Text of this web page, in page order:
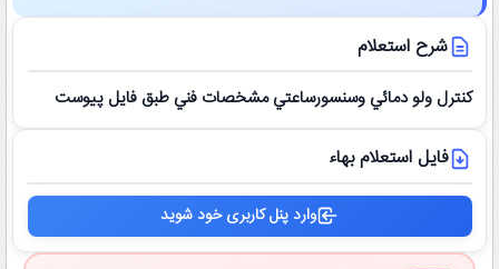
شرح استعلام
كنترل ولو دمائي وسنسورساعتي مشخصات فني طبق فايل پيوست
فایل استعلام بهاء
وارد پنل کاربری خود شوید